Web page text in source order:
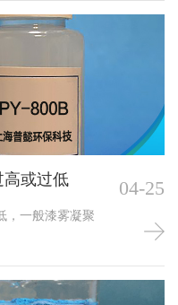
高或过低
，一般漆雾凝聚
04-25